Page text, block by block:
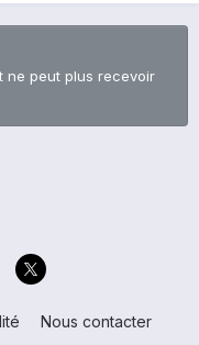
ne peut plus recevoir
Nous contacter